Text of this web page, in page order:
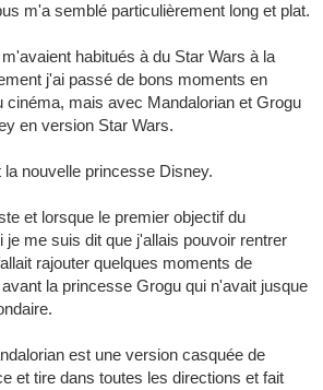
m'a semblé particulièrement long et plat.
habitués à du Star Wars à la
j'ai passé de bons moments en
cinéma, mais avec Mandalorian et Grogu
en version Star Wars.
nouvelle princesse Disney.
et lorsque le premier objectif du
je me suis dit que j'allais pouvoir rentrer
rajouter quelques moments de
la princesse Grogu qui n'avait jusque
est une version casquée de
et tire dans toutes les directions et fait